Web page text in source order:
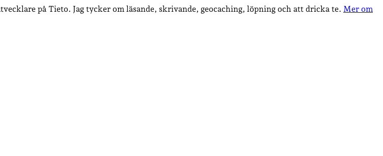
på Tieto. Jag tycker om läsande, skrivande, geocaching, löpning och att dricka te. Mer om